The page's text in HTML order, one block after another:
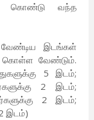
கொண்டு வந்த
இடங்கள்
வேண்டும்.
5 இடம்;
2 இடம்;
2 இடம்;
இடம்)